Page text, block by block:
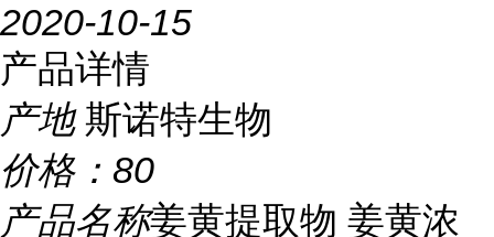
2020-10-15
产品详情
产地 斯诺特生物
价格： 80
产品名称姜黄提取物 姜黄浓